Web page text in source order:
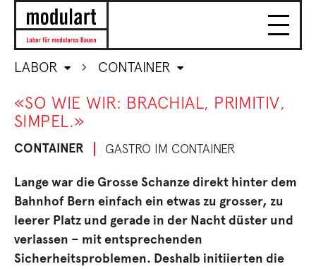
LABOR CONTAINER
«SO WIE WIR: BRACHIAL, PRIMITIV,
SIMPEL.»
CONTAINER GASTRO IM CONTAINER
Lange war die Grosse Schanze direkt hinter dem
Bahnhof Bern einfach ein etwas zu grosser, zu
leerer Platz und gerade in der Nacht düster und
verlassen – mit entsprechenden
Sicherheitsproblemen. Deshalb initiierten die